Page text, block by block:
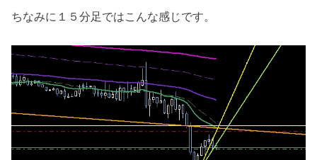
ちなみに１５分足ではこんな感じです。